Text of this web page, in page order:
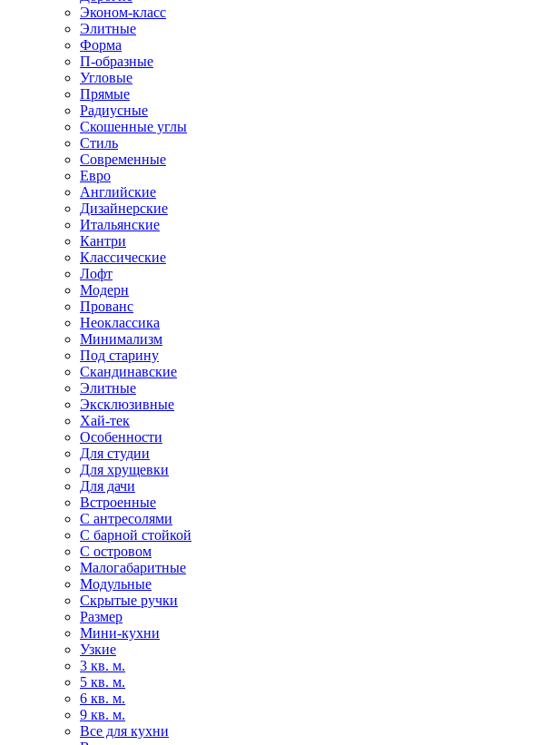
Эконом-класс
Элитные
Форма
П-образные
Угловые
Прямые
Радиусные
Скошенные углы
Стиль
Современные
Евро
Английские
Дизайнерские
Итальянские
Кантри
Классические
Лофт
Модерн
Прованс
Неоклассика
Минимализм
Под старину
Скандинавские
Элитные
Эксклюзивные
Хай-тек
Особенности
Для студии
Для хрущевки
Для дачи
Встроенные
С антресолями
С барной стойкой
С островом
Малогабаритные
Модульные
Скрытые ручки
Размер
Мини-кухни
Узкие
3 кв. м.
5 кв. м.
6 кв. м.
9 кв. м.
Все для кухни